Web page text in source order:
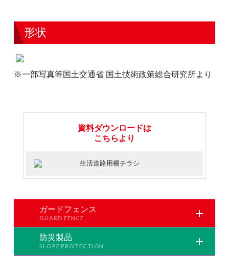
形状
※一部写真等国土交通省 国土技術政策総合研究所より
資料ダウンロードは
こちらより
生活道路用柵チラシ
ガードフェンス
防災製品